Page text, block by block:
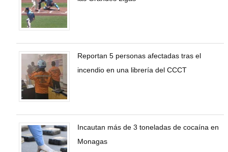
Reportan 5 personas afectadas tras el
incendio en una librería del CCCT
Incautan más de 3 toneladas de cocaína en
Monagas